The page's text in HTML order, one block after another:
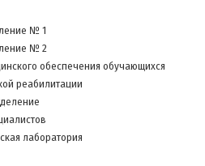
№ 1
№ 2
обеспечения обучающихся
реабилитации
лаборатория